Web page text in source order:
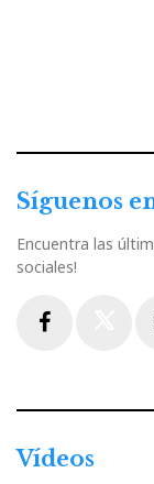
Síguenos
Encuentra las
sociales!
Vídeos